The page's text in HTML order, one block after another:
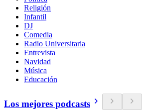
Religión
Infantil
DJ
Comedia
Radio Universitaria
Entrevista
Navidad
Música
Educación
Los mejores podcasts